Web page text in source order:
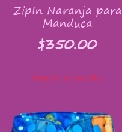
ZipIn Naranja para
Manduca
$350.00
Añadir al carrito